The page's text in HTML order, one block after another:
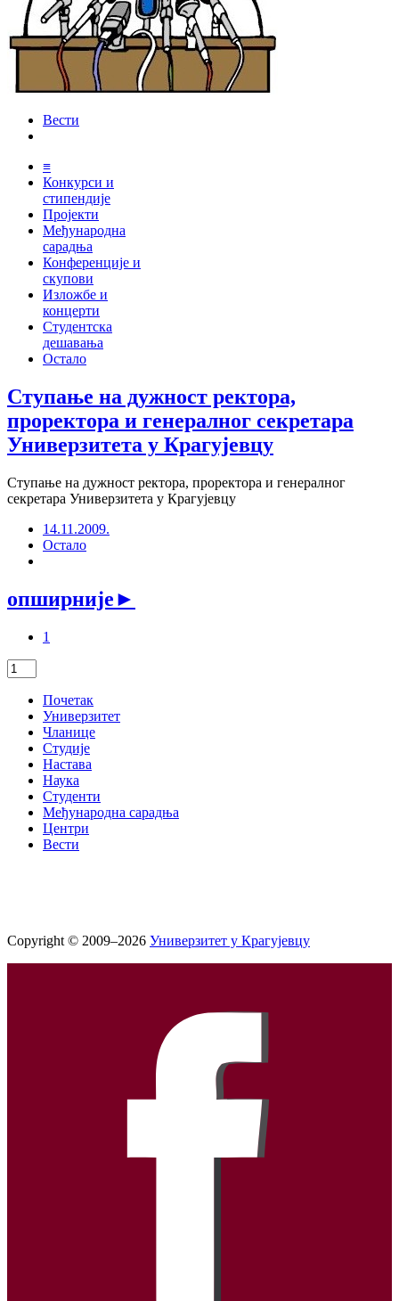
Вести
≡
Конкурси и
стипендије
Пројекти
Међународна
сарадња
Конференције и
скупови
Изложбе и
концерти
Студентска
дешавања
Остало
Ступање на дужност ректора,
проректора и генералног секретара
Универзитета у Крагујевцу
Ступање на дужност ректора, проректора и генералног
секретара Универзитета у Крагујевцу
14.11.2009.
Остало
опширније►
1
Почетак
Универзитет
Чланице
Студије
Настава
Наука
Студенти
Међународна сарадња
Центри
Вести
Copyright © 2009–2026 Универзитет у Крагујевцу